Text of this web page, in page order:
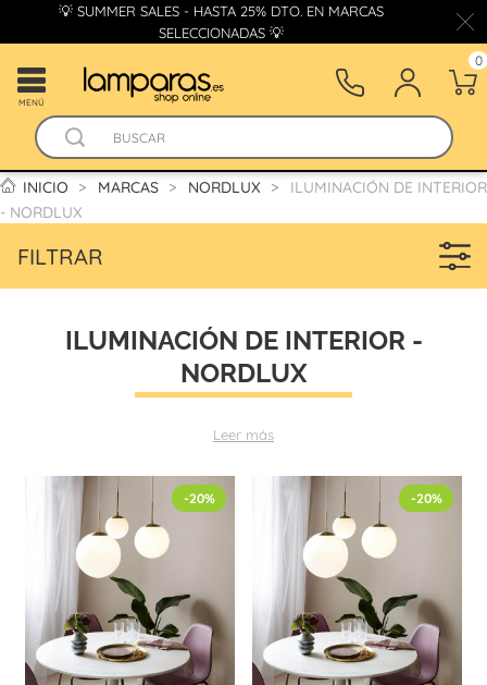
💡 SUMMER SALES - HASTA 25% DTO. EN MARCAS
SELECCIONADAS 💡
MENÚ
0
INICIO MARCAS NORDLUX
ILUMINACIÓN DE INTERIOR
- NORDLUX
FILTRAR
ILUMINACIÓN DE INTERIOR -
NORDLUX
Leer más
-20% -20%